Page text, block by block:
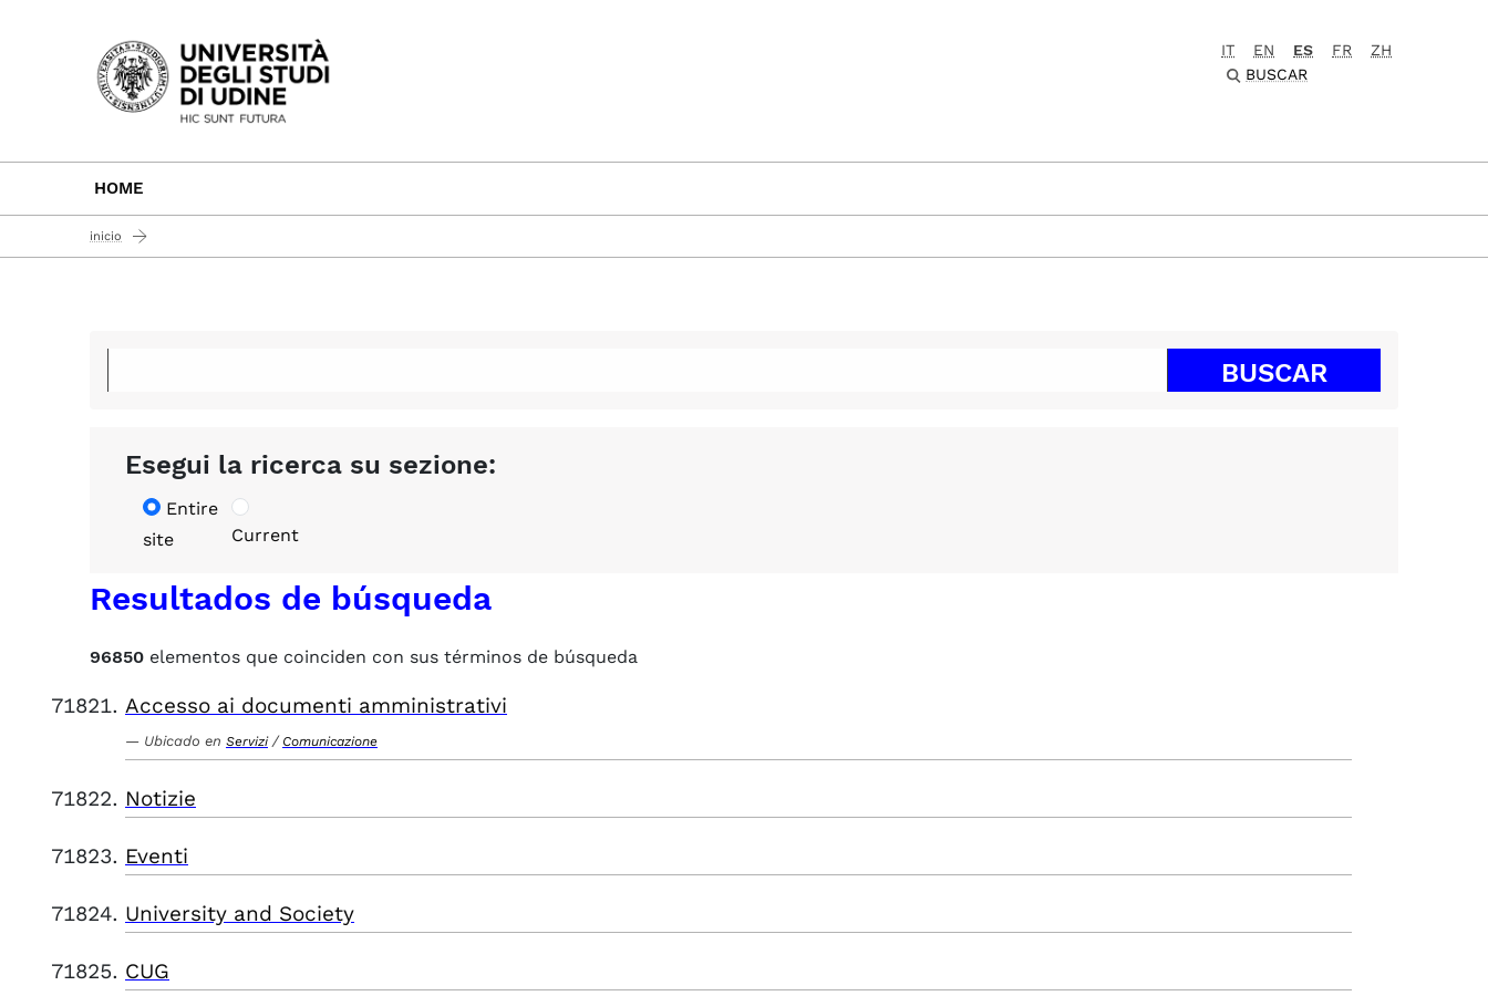
Passa al contenuto principale
IT EN ES FR
ZH
BUSCAR
HOME
inicio
Esegui la ricerca su sezione:
Entire
site
Current
Resultados de búsqueda
96850 elementos que coinciden con sus términos de búsqueda
Accesso ai documenti amministrativi
Ubicado en Servizi / Comunicazione
Notizie
Eventi
University and Society
CUG